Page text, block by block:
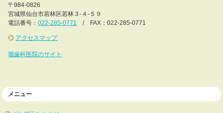
〒984-0826
宮城県仙台市若林区若林３-４-５９
電話番号：022-285-0771 / FAX：022-285-0771
アクセスマップ
堀歯科医院のサイト
メニュー